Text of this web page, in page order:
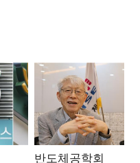
반도체공학회